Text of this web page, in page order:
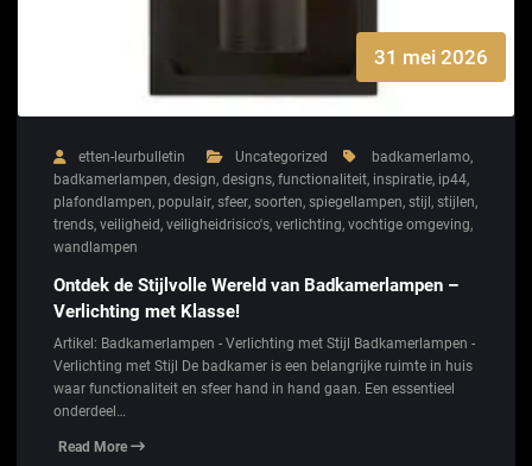
31 mei 2026
etten-leurbulletin Uncategorized badkamerlamo,
badkamerlampen, design, designs, functionaliteit, inspiratie, ip44,
plafondlampen, populair, sfeer, soorten, spiegellampen, stijl , stijlen,
trends, veiligheid, veiligheidrisico's, verlichting, vochtige omgeving,
wandlampen
Ontdek de Stijlvolle Wereld van Badkamerlampen –
Verlichting met Klasse!
Artikel: Badkamerlampen - Verlichting met Stijl Badkamerlampen -
Verlichting met Stijl De badkamer is een belangrijke ruimte in huis
waar functionaliteit en sfeer hand in hand gaan. Een essentieel
onderdeel…
Read More